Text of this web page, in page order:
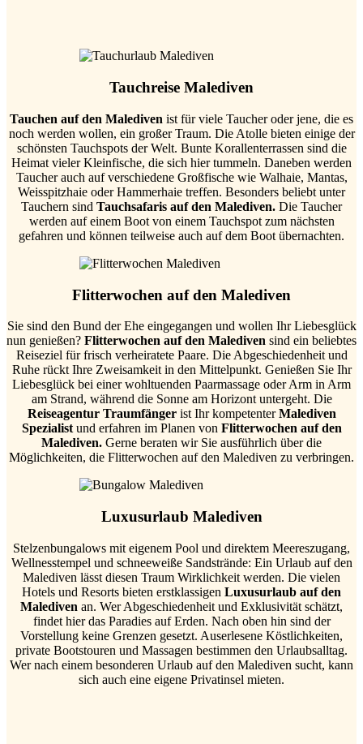
Tauchreise Malediven
Tauchen auf den Malediven ist für viele Taucher oder jene, die es
noch werden wollen, ein großer Traum. Die Atolle bieten einige der
schönsten Tauchspots der Welt. Bunte Korallenterrassen sind die
Heimat vieler Kleinfische, die sich hier tummeln. Daneben werden
Taucher auch auf verschiedene Großfische wie Walhaie, Mantas,
Weisspitzhaie oder Hammerhaie treffen. Besonders beliebt unter
Tauchern sind Tauchsafaris auf den Malediven. Die Taucher
werden auf einem Boot von einem Tauchspot zum nächsten
gefahren und können teilweise auch auf dem Boot übernachten.
Flitterwochen auf den Malediven
Sie sind den Bund der Ehe eingegangen und wollen Ihr Liebesglück
nun genießen? Flitterwochen auf den Malediven sind ein beliebtes
Reiseziel für frisch verheiratete Paare. Die Abgeschiedenheit und
Ruhe rückt Ihre Zweisamkeit in den Mittelpunkt. Genießen Sie Ihr
Liebesglück bei einer wohltuenden Paarmassage oder Arm in Arm
am Strand, während die Sonne am Horizont untergeht. Die
Reiseagentur Traumfängerist Ihr kompetenterMalediven
Spezialistund erfahren im Planen von Flitterwochen auf den
Malediven. Gerne beraten wir Sie ausführlich über die
Möglichkeiten, die Flitterwochen auf den Malediven zu verbringen.
Luxusurlaub Malediven
Stelzenbungalows mit eigenem Pool und direktem Meereszugang,
Wellnesstempel und schneeweiße Sandstrände: Ein Urlaub auf den
Malediven lässt diesen Traum Wirklichkeit werden. Die vielen
Hotels und Resorts bieten erstklassigen Luxusurlaub auf den
Malediven an. Wer Abgeschiedenheit und Exklusivität schätzt,
findet hier das Paradies auf Erden. Nach oben hin sind der
Vorstellung keine Grenzen gesetzt. Auserlesene Köstlichkeiten,
private Bootstouren und Massagen bestimmen den Urlaubsalltag.
Wer nach einem besonderen Urlaub auf den Malediven sucht, kann
sich auch eine eigene Privatinsel mieten.